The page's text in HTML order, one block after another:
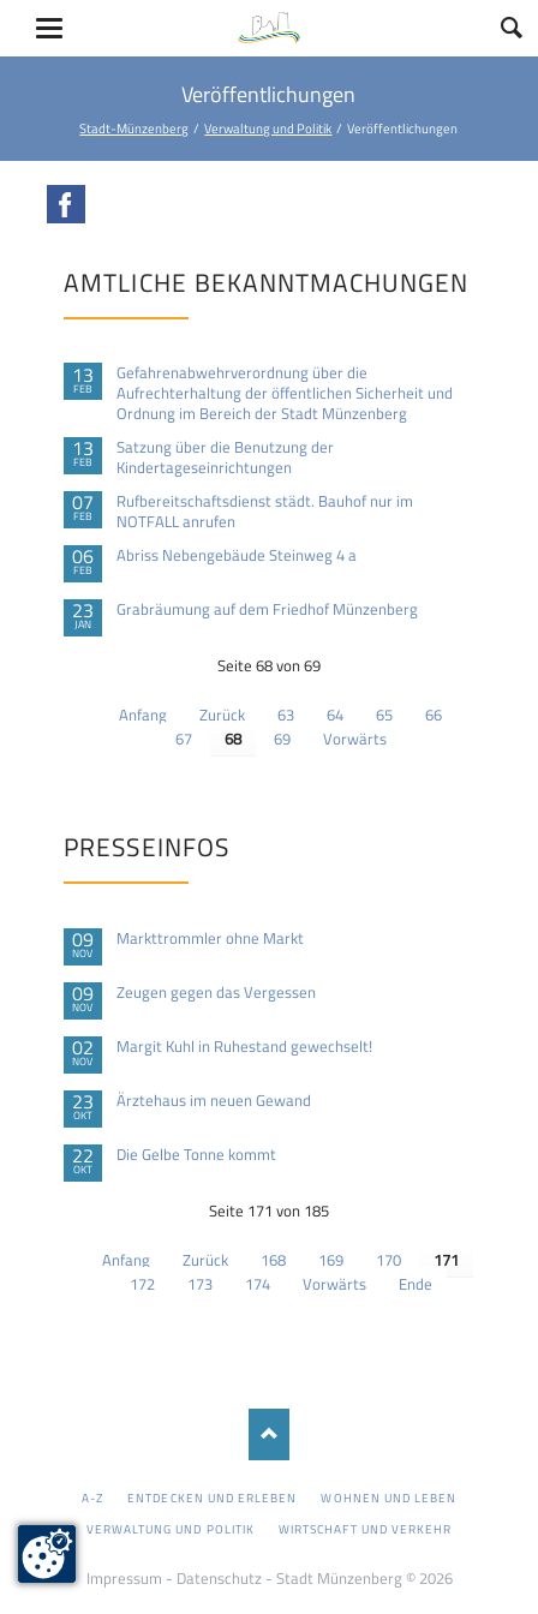
Veröffentlichungen
Stadt-Münzenberg Verwaltung und Politik Veröffentlichungen
AMTLICHE BEKANNTMACHUNGEN
13
FEB
Gefahrenabwehrverordnung über die
Aufrechterhaltung der öffentlichen Sicherheit und
Ordnung im Bereich der Stadt Münzenberg
13
FEB
Satzung über die Benutzung der
Kindertageseinrichtungen
07
FEB
Rufbereitschaftsdienst städt. Bauhof nur im
NOTFALL anrufen
06
FEB
Abriss Nebengebäude Steinweg 4 a
23
JAN
Grabräumung auf dem Friedhof Münzenberg
Seite 68 von 69
Anfang Zurück 63 64 65
66
67
68 69 Vorwärts
PRESSEINFOS
09
NOV
Markttrommler ohne Markt
09
NOV
Zeugen gegen das Vergessen
02
NOV
Margit Kuhl in Ruhestand gewechselt!
23
OKT
Ärztehaus im neuen Gewand
22
OKT
Die Gelbe Tonne kommt
Seite 171 von 185
Anfang Zurück 168 169 170
171
172
173 174 Vorwärts Ende
NAVIGATION
A-Z ENTDECKEN UND ERLEBEN
WOHNEN UND LEBEN
VERWALTUNG UND POLITIK
WIRTSCHAFT UND VERKEHR
Impressum - Datenschutz- Stadt Münzenberg © 2026